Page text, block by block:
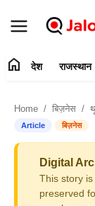
संपर्क करें
राजस्थान
home देश राजस्थान
Home बिज़नेस
Article बिज़नेस
Digital
This story
preserved